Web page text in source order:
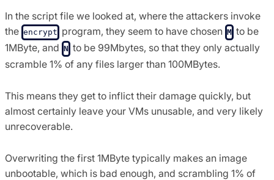
In the script file we looked at, where the attackers invoke
the encrypt program, they seem to have chosen M to be
1MByte, and N to be 99Mbytes, so that they only actually
scramble 1% of any files larger than 100MBytes.
This means they get to inflict their damage quickly, but
almost certainly leave your VMs unusable, and very likely
unrecoverable.
Overwriting the first 1MByte typically makes an image
unbootable, which is bad enough, and scrambling 1% of